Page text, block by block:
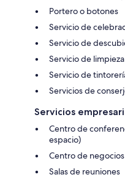
Portero o botones
Servicio de
Servicio de
Servicio de
Servicio de
Servicios de
Servicios
Centro de
espacio)
Centro de negocios
Salas de reuniones